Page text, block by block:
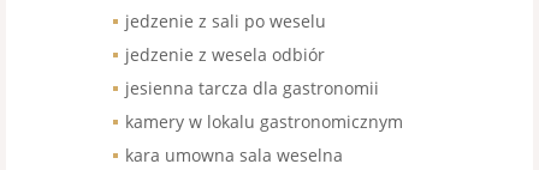
jedzenie z sali po weselu
jedzenie z wesela odbiór
jesienna tarcza dla gastronomii
kamery w lokalu gastronomicznym
kara umowna sala weselna